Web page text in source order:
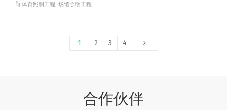
体育照明工程,场馆照明工程
1 2 3 4
合作伙伴